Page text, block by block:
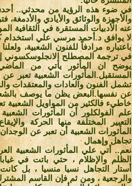
في ضوء هذه الرؤية من محدثي..
والأجهزة والوثائق والأيادي
عنه الأدبيات المستقرة في الثقافية
لا يوافق د.أحمد مرسي علي
باعتباره مرادفاً للفنون الشعبية،
في ترجمة المصطلح الانجلوسكسوني
يوضح ان المأثور يأتي من
المستقبل.المأثورات الشعبية تعبر
تشمل الفنون والعادات والمعتقدات
عن نفسها.البعض يظن ما يوصف
خاطيء فالكثير من المواويل الشعبية
علم الفولكلور أن المأثورات
التعبير المختلفة منها الحركة
المأثورات الشعبية أن تعبر عن
تجاهل وإهمال
نعم.. أتي علي المأثورات الشعبية
الظلم والإظلام ، حتي باتت في
أستار التجاهل نسيا منسيا ، بل
والرجعية ، ومن ثم فإن القاسم